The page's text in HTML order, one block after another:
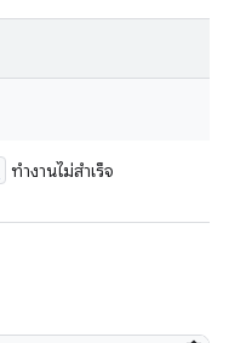
ทำงานไม่สำเร็จ